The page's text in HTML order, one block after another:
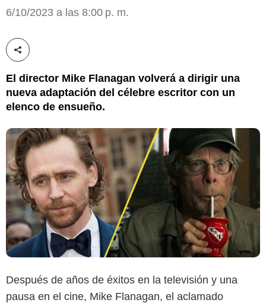
6/10/2023 a las 8:00 p. m.
Compartir esta noticia
El director Mike Flanagan volverá a dirigir una
nueva adaptación del célebre escritor con un
elenco de ensueño.
Después de años de éxitos en la televisión y una
pausa en el cine, Mike Flanagan, el aclamado